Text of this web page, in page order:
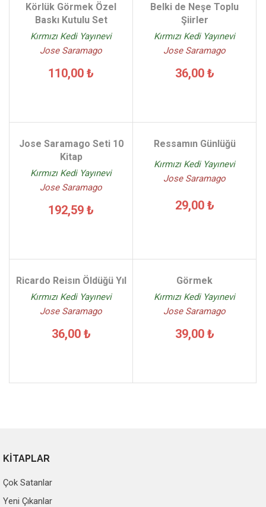
Körlük Görmek Özel
Baskı Kutulu Set
Kırmızı Kedi Yayınevi
Jose Saramago
110,00 ₺
Belki de Neşe Toplu
Şiirler
Kırmızı Kedi Yayınevi
Jose Saramago
36,00 ₺
Jose Saramago Seti 10
Kitap
Kırmızı Kedi Yayınevi
Jose Saramago
192,59 ₺
Ressamın Günlüğü
Kırmızı Kedi Yayınevi
Jose Saramago
29,00 ₺
Ricardo Reisın Öldüğü Yıl
Kırmızı Kedi Yayınevi
Jose Saramago
36,00 ₺
Görmek
Kırmızı Kedi Yayınevi
Jose Saramago
39,00 ₺
KİTAPLAR
Çok Satanlar
Yeni Çıkanlar